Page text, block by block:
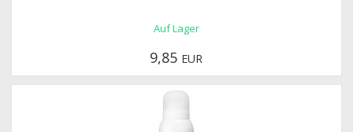
Auf Lager
9,85 EUR